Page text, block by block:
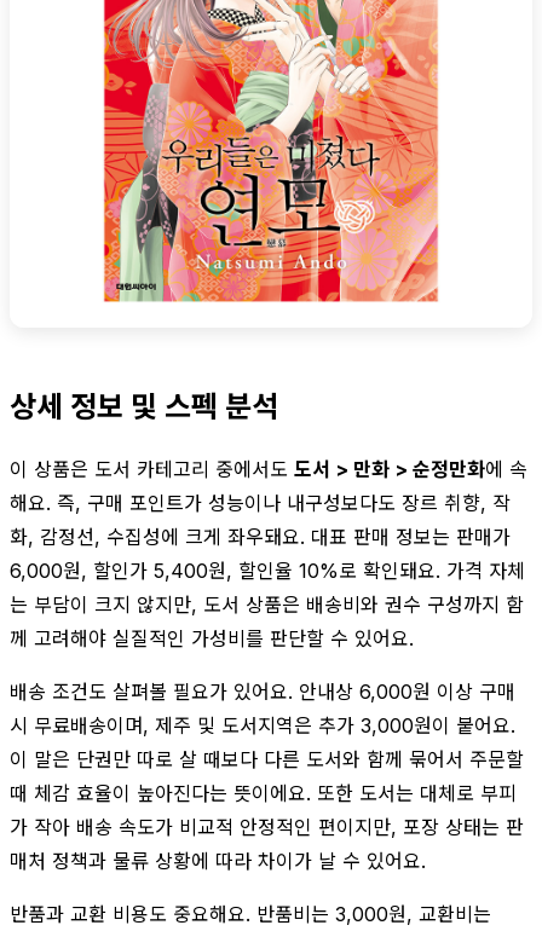
상세 정보 및 스펙 분석
이 상품은 도서 카테고리 중에서도 도서 > 만화 > 순정만화에 속
해요. 즉, 구매 포인트가 성능이나 내구성보다도 장르 취향, 작
화, 감정선, 수집성에 크게 좌우돼요. 대표 판매 정보는 판매가
6,000원, 할인가 5,400원, 할인율 10%로 확인돼요. 가격 자체
는 부담이 크지 않지만, 도서 상품은 배송비와 권수 구성까지 함
께 고려해야 실질적인 가성비를 판단할 수 있어요.
배송 조건도 살펴볼 필요가 있어요. 안내상 6,000원 이상 구매
시 무료배송이며, 제주 및 도서지역은 추가 3,000원이 붙어요.
이 말은 단권만 따로 살 때보다 다른 도서와 함께 묶어서 주문할
때 체감 효율이 높아진다는 뜻이에요. 또한 도서는 대체로 부피
가 작아 배송 속도가 비교적 안정적인 편이지만, 포장 상태는 판
매처 정책과 물류 상황에 따라 차이가 날 수 있어요.
반품과 교환 비용도 중요해요. 반품비는 3,000원, 교환비는